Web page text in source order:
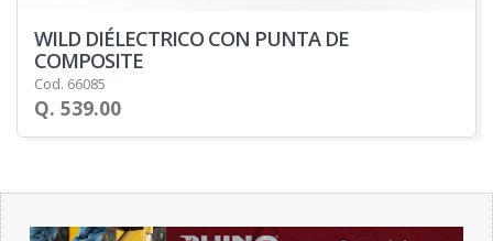
WILD DIÉLECTRICO CON PUNTA DE
COMPOSITE
Cod. 66085
Q. 539.00